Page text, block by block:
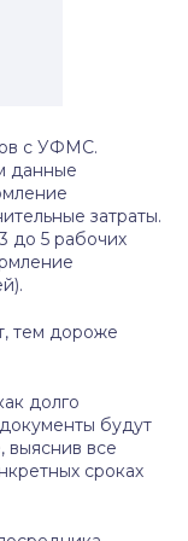
с УФМС.
данные
затраты.
до 5 рабочих
тем дороже
долго
будут
выяснив все
сроках